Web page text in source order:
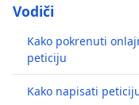
др Милосав
проф. др
Vodiči
Kako pokrenuti
peticiju
Kako napisati